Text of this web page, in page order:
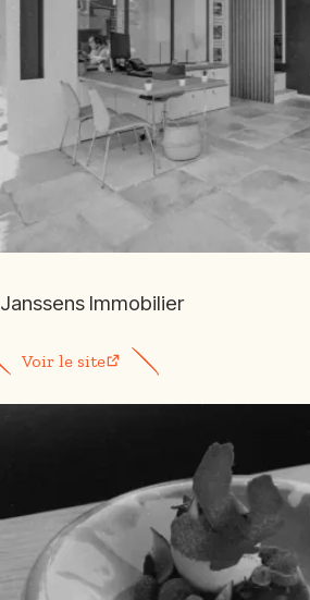
Janssens Immobilier
Voir le site